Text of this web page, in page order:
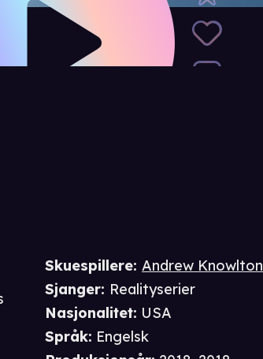
Skuespillere:Andrew Knowlton
Sjanger: Realityserier
Nasjonalitet: USA
Språk: Engelsk